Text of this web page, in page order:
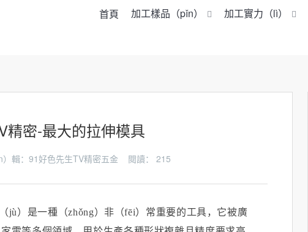
首頁 加工樣品（pǐn） 加工實力（lì）
精密-最大的拉伸模具
輯：91好色先生TV精密五金 閱讀：215
jù）是一種（zhǒng）非（fēi）常重要的工具，它被廣